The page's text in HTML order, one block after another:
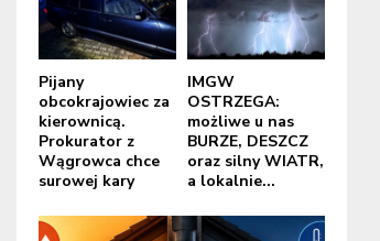
Pijany
obcokrajowiec za
kierownicą.
Prokurator z
Wągrowca chce
surowej kary
IMGW
OSTRZEGA:
możliwe u nas
BURZE, DESZCZ
oraz silny WIATR,
a lokalnie...